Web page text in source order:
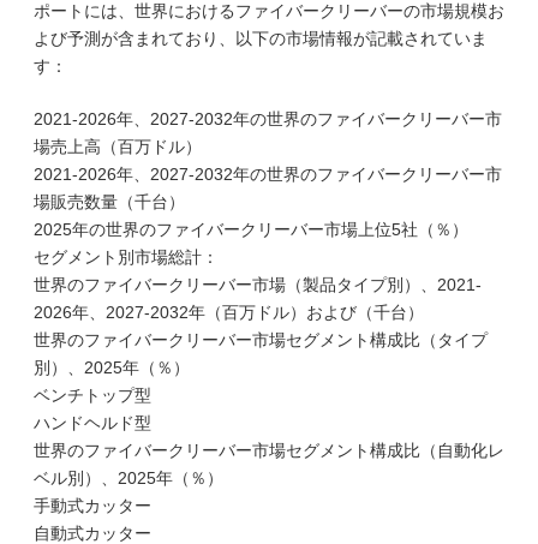
ポートには、世界におけるファイバークリーバーの市場規模お
よび予測が含まれており、以下の市場情報が記載されていま
す：
2021-2026年、2027-2032年の世界のファイバークリーバー市
場売上高（百万ドル）
2021-2026年、2027-2032年の世界のファイバークリーバー市
場販売数量（千台）
2025年の世界のファイバークリーバー市場上位5社（％）
セグメント別市場総計：
世界のファイバークリーバー市場（製品タイプ別）、2021-
2026年、2027-2032年（百万ドル）および（千台）
世界のファイバークリーバー市場セグメント構成比（タイプ
別）、2025年（％）
ベンチトップ型
ハンドヘルド型
世界のファイバークリーバー市場セグメント構成比（自動化レ
ベル別）、2025年（％）
手動式カッター
自動式カッター